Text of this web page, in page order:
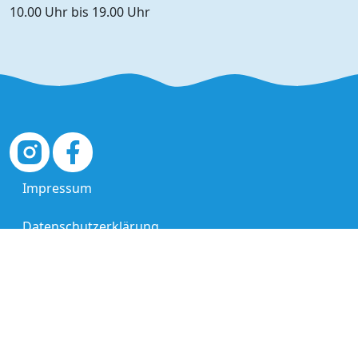
10.00 Uhr bis 19.00 Uhr
Impressum
Datenschutzerklärung